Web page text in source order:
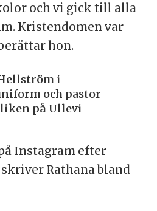
och vi gick till alla
Kristendomen var
hon.
i
och pastor
på Ullevi
Instagram efter
Rathana bland